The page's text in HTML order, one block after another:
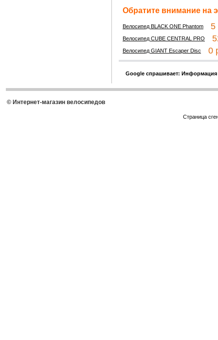
Обратите внимание на
Велосипед BLACK ONE Phantom 5
Велосипед CUBE CENTRAL PRO
Велосипед GIANT Escaper Disc 0
Google спрашивает:
© Интернет-магазин велосипедов
Страница